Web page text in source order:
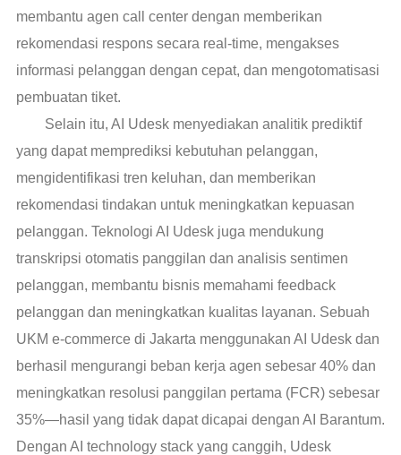
membantu agen call center dengan memberikan
rekomendasi respons secara real-time, mengakses
informasi pelanggan dengan cepat, dan mengotomatisasi
pembuatan tiket.
Selain itu, AI Udesk menyediakan analitik prediktif
yang dapat memprediksi kebutuhan pelanggan,
mengidentifikasi tren keluhan, dan memberikan
rekomendasi tindakan untuk meningkatkan kepuasan
pelanggan. Teknologi AI Udesk juga mendukung
transkripsi otomatis panggilan dan analisis sentimen
pelanggan, membantu bisnis memahami feedback
pelanggan dan meningkatkan kualitas layanan. Sebuah
UKM e-commerce di Jakarta menggunakan AI Udesk dan
berhasil mengurangi beban kerja agen sebesar 40% dan
meningkatkan resolusi panggilan pertama (FCR) sebesar
35%—hasil yang tidak dapat dicapai dengan AI Barantum.
Dengan AI technology stack yang canggih, Udesk